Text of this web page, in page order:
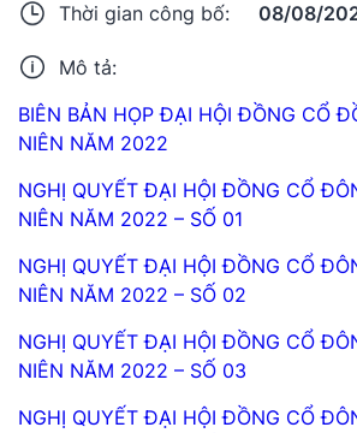
Thời gian công bố: 08/08/
Mô tả:
BIÊN BẢN HỌP ĐẠI HỘI ĐỒNG CỔ
NIÊN NĂM 2022
NGHỊ QUYẾT ĐẠI HỘI ĐỒNG CỔ
NIÊN NĂM 2022 – SỐ 01
NGHỊ QUYẾT ĐẠI HỘI ĐỒNG CỔ
NIÊN NĂM 2022 – SỐ 02
NGHỊ QUYẾT ĐẠI HỘI ĐỒNG CỔ
NIÊN NĂM 2022 – SỐ 03
NGHỊ QUYẾT ĐẠI HỘI ĐỒNG CỔ